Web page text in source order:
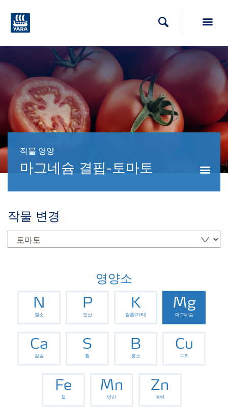
검색
작물 영양
마그네슘 결핍-토마토
작물 변경
영양소
N
질소
P
인산
K
칼륨(가리)
Mg
마그네슘
Ca
칼슘
S
황
B
붕소
Cu
구리
Fe
철
Mn
망간
Zn
아연